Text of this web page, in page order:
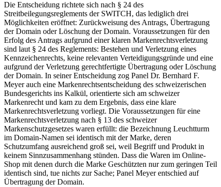
Die Entscheidung richtete sich nach § 24 des
Streitbeilegungsreglements der SWITCH, das lediglich drei
Möglichkeiten eröffnet: Zurückweisung des Antrags, Übertragung
der Domain oder Löschung der Domain. Voraussetzungen für den
Erfolg des Antrags aufgrund einer klaren Markenrechtsverletzung
sind laut § 24 des Reglements: Bestehen und Verletzung eines
Kennzeichenrechts, keine relevanten Verteidigungsgründe und eine
aufgrund der Verletzung gerechtfertigte Übertragung oder Löschung
der Domain. In seiner Entscheidung zog Panel Dr. Bernhard F.
Meyer auch eine Markenrechtsentscheidung des schweizerischen
Bundesgerichts ins Kalkül, orientierte sich am schweizer
Markenrecht und kam zu dem Ergebnis, dass eine klare
Markenrechtsverletzung vorliegt. Die Voraussetzungen für eine
Markenrechtsverletzung nach § 13 des schweizer
Markenschutzgesetzes waren erfüllt: die Bezeichnung Leuchtturm
im Domain-Namen sei identisch mit der Marke, deren
Schutzumfang ausreichend groß sei, weil Begriff und Produkt in
keinem Sinnzusammenhang stünden. Dass die Waren im Online-
Shop mit denen durch die Marke Geschützten nur zum geringen Teil
identisch sind, tue nichts zur Sache; Panel Meyer entschied auf
Übertragung der Domain.